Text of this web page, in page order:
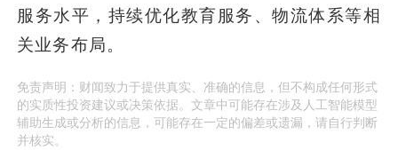
服务水平，持续优化教育服务、物流体系等相
关业务布局。
免责声明：财闻致力于提供真实、准确的信息，但不构成任何形式
的实质性投资建议或决策依据。文章中可能存在涉及人工智能模型
辅助生成或分析的信息，可能存在一定的偏差或遗漏，请自行判断
并核实。